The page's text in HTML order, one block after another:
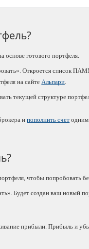
основе готового портфеля.
Откроется список
на сайте Альпари
текущей структуре
и пополнить счет одним
чтобы попробовать
Будет создан ваш новый
прибыли. Прибыль и